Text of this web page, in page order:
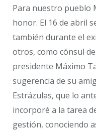
Para nuestro pueblo
honor. El 16 de abril
también durante el
otros, como cónsul
presidente Máximo
sugerencia de su
Estrázulas, que lo
incorporé a la tarea
gestión, conociendo